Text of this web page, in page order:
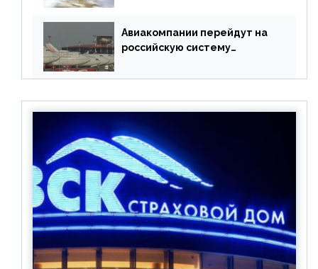
Авиакомпании перейдут на
российскую систему